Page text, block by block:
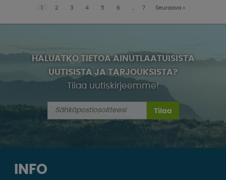
1 2 3 4 5 6 7 Seuraava »
HALUATKO TIETOA AINUTLAATUISISTA
UUTISISTA JA TARJOUKSISTA?
Tilaa uutiskirjeemme!
Tilaa
INFO